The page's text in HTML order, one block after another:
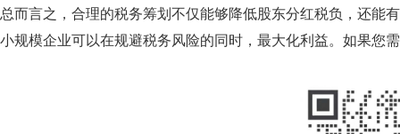
总而言之，合理的税务筹划不仅能够降低股东分红税负，还能
小规模企业可以在规避税务风险的同时，最大化利益。如果您